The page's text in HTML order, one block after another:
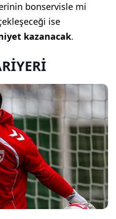
bonservisle mi
ise
kazanacak.